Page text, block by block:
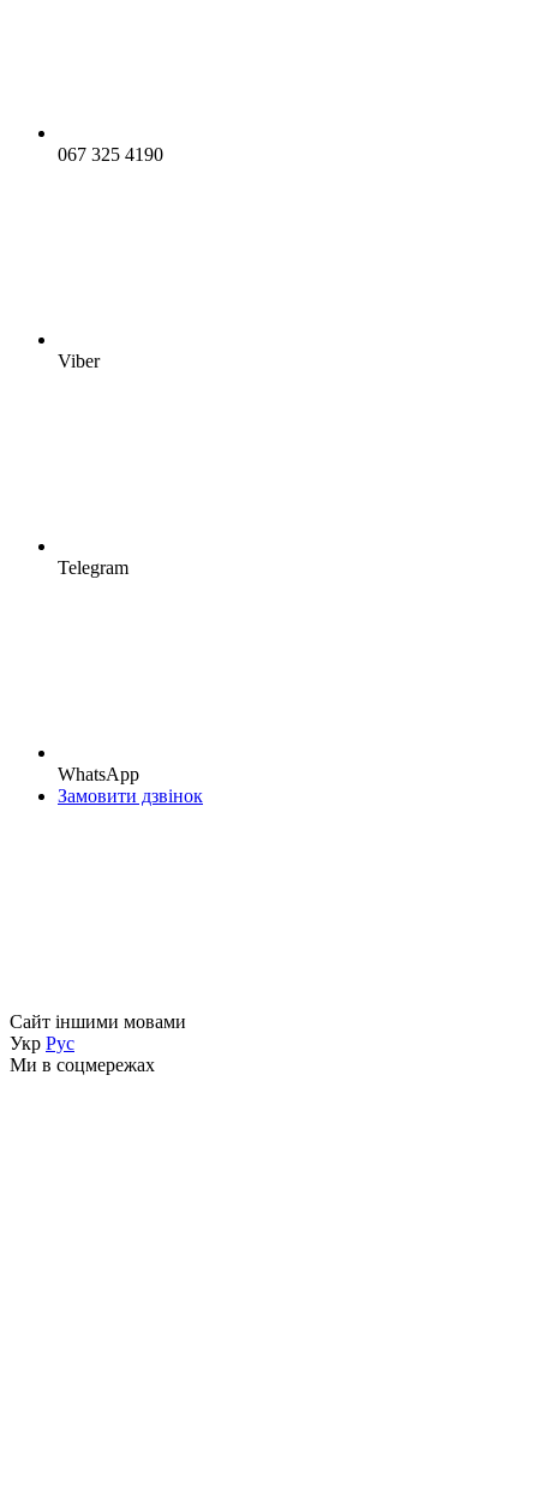
067 325 4190
Viber
Telegram
WhatsApp
Замовити дзвінок
Сайт іншими мовами
Укр Рус
Ми в соцмережах